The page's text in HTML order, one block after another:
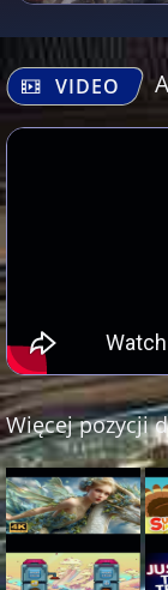
VIDEO
Więcej pozycji